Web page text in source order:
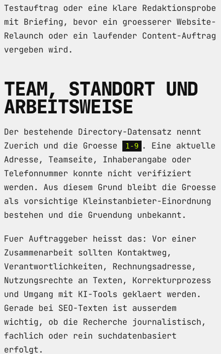
Testauftrag oder eine klare Redaktionsprobe
mit Briefing, bevor ein groesserer Website-
Relaunch oder ein laufender Content-Auftrag
vergeben wird.
TEAM, STANDORT UND
ARBEITSWEISE
Der bestehende Directory-Datensatz nennt
Zuerich und die Groesse
1-9 . Eine aktuelle
Adresse, Teamseite, Inhaberangabe oder
Telefonnummer konnte nicht verifiziert
werden. Aus diesem Grund bleibt die Groesse
als vorsichtige Kleinstanbieter-Einordnung
bestehen und die Gruendung unbekannt.
Fuer Auftraggeber heisst das: Vor einer
Zusammenarbeit sollten Kontaktweg,
Verantwortlichkeiten, Rechnungsadresse,
Nutzungsrechte an Texten, Korrekturprozess
und Umgang mit KI-Tools geklaert werden.
Gerade bei SEO-Texten ist ausserdem
wichtig, ob die Recherche journalistisch,
fachlich oder rein suchdatenbasiert
erfolgt.